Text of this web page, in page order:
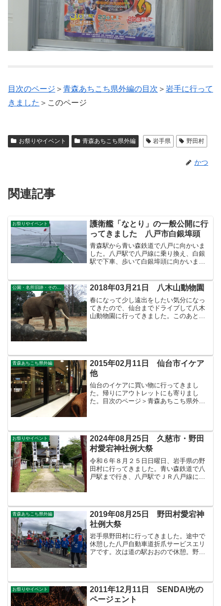
目次のページ ＞ 青森あちこち県外編の目次 ＞ 岩手に行って
きました ＞このページ
お祭りやイベント 青森あちこち県外編 岩手県 野田村
かつ
関連記事
お祭りやイベント
護衛艦「なとり」の一般公開に行
ってきました 八戸市白銀埠頭
青森駅から青い森鉄道で八戸に向かいま
した。八戸駅で八戸線に乗り換え、白銀
駅で下車、歩いて白銀埠頭に向かいまし
支援艦すおうです。護衛艦なとりです。
なとりは2026年5月2...
公園・名所旧跡・その他景勝地 2018年03月21日 八木山動物園
春になって少し遠出をしたい気分になっ
てきたので、仙台までドライブして八木
山動物園に行ってきました。このあと、
青森あちこち県外編
2015年02月11日 仙台市イケア
他
仙台のイケアに買い物に行ってきまし
た。帰りにアウトレットにも寄りまし
た。目次のページ＞青森あちこち県外編
お祭りやイベント
2024年08月25日 久慈市・野田
村愛宕神社例大祭
令和６年８月２５日日曜日、岩手県の野
田村に行ってきました。青い森鉄道で八
戸駅まで行き、八戸駅でＪＲ八戸線に乗
した。青森駅発 ６時５３...
青森あちこち県外編
2019年08月25日 野田村愛宕神
社例大祭
岩手県野田村に行ってきました。途中で
休憩した八戸自動車道折爪サービスエリ
アです。次は道の駅おおので休憩。野田
お祭りやイベント
2011年12月11日 SENDAI光の
ページェント